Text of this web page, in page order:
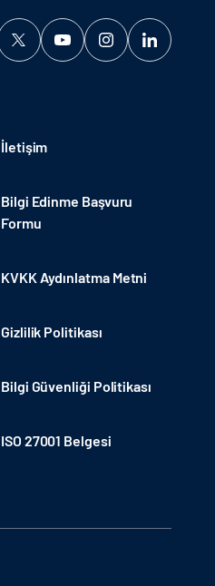
İletişim
Bilgi Edinme Başvuru
Formu
KVKK Aydınlatma Metni
Gizlilik Politikası
Bilgi Güvenliği Politikası
ISO 27001 Belgesi